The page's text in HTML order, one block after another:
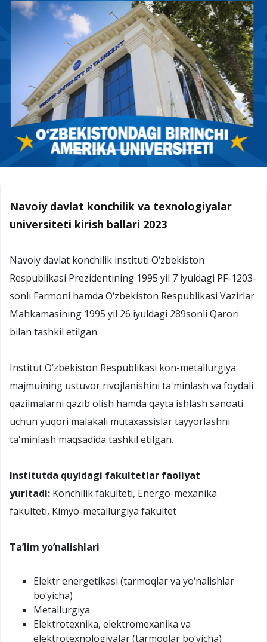
Navoiy davlat konchilik va texnologiyalar
universiteti kirish ballari 2023
Navoiy davlat konchilik instituti O‘zbekiston
Respublikasi Prezidentining 1995 yil 7 iyuldagi PF-1203-
sonli Farmoni hamda O‘zbekiston Respublikasi Vazirlar
Mahkamasining 1995 yil 26 iyuldagi 289sonli Qarori
bilan tashkil etilgan.
Institut O‘zbekiston Respublikasi kon-metallurgiya
majmuining ustuvor rivojlanishini ta'minlash va foydali
qazilmalarni qazib olish hamda qayta ishlash sanoati
uchun yuqori malakali mutaxassislar tayyorlashni
ta'minlash maqsadida tashkil etilgan.
Institutda quyidagi fakultetlar faoliyat
yuritadi: Konchilik fakulteti, Energo-mexanika
fakulteti, Kimyo-metallurgiya fakultet
Ta’lim yo’nalishlari
Elektr energetikasi (tarmoqlar va yo‘nalishlar
bo‘yicha)
Metallurgiya
Elektrotexnika, elektromexanika va
elektrotexnologiyalar (tarmoqlar bo‘yicha)